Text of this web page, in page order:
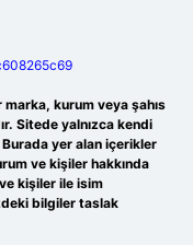
kurum veya şahıs
Sitede yalnızca kendi
Burada yer alan içerikler
ve kişiler hakkında
kişiler ile isim
bilgiler taslak